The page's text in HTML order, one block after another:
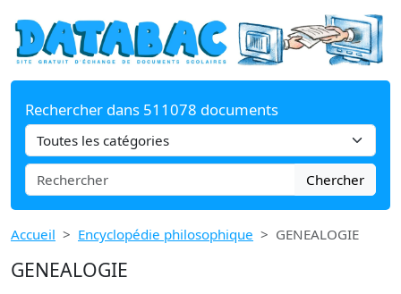
Rechercher dans 511078 documents
Chercher
Accueil Encyclopédie philosophique GENEALOGIE
GENEALOGIE